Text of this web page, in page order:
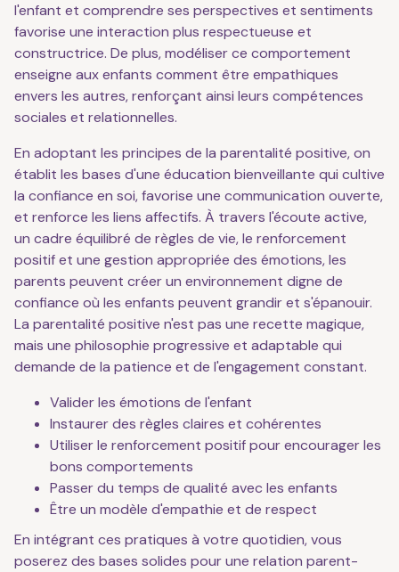
l'enfant et comprendre ses perspectives et sentiments
favorise une interaction plus respectueuse et
constructrice. De plus, modéliser ce comportement
enseigne aux enfants comment être empathiques
envers les autres, renforçant ainsi leurs compétences
sociales et relationnelles.
En adoptant les principes de la parentalité positive, on
établit les bases d'une éducation bienveillante qui cultive
la confiance en soi, favorise une communication ouverte,
et renforce les liens affectifs. À travers l'écoute active,
un cadre équilibré de règles de vie, le renforcement
positif et une gestion appropriée des émotions, les
parents peuvent créer un environnement digne de
confiance où les enfants peuvent grandir et s'épanouir.
La parentalité positive n'est pas une recette magique,
mais une philosophie progressive et adaptable qui
demande de la patience et de l'engagement constant.
Valider les émotions de l'enfant
Instaurer des règles claires et cohérentes
Utiliser le renforcement positif pour encourager les
bons comportements
Passer du temps de qualité avec les enfants
Être un modèle d'empathie et de respect
En intégrant ces pratiques à votre quotidien, vous
poserez des bases solides pour une relation parent-